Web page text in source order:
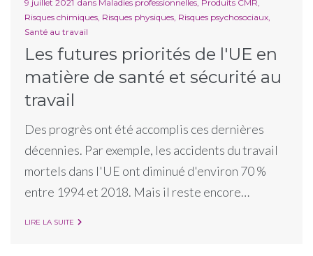
9 juillet 2021 dans Maladies professionnelles, Produits CMR,
Risques chimiques, Risques physiques, Risques psychosociaux,
Santé au travail
Les futures priorités de l'UE en
matière de santé et sécurité au
travail
Des progrès ont été accomplis ces dernières
décennies. Par exemple, les accidents du travail
mortels dans l'UE ont diminué d'environ 70 %
entre 1994 et 2018. Mais il reste encore…
LIRE LA SUITE